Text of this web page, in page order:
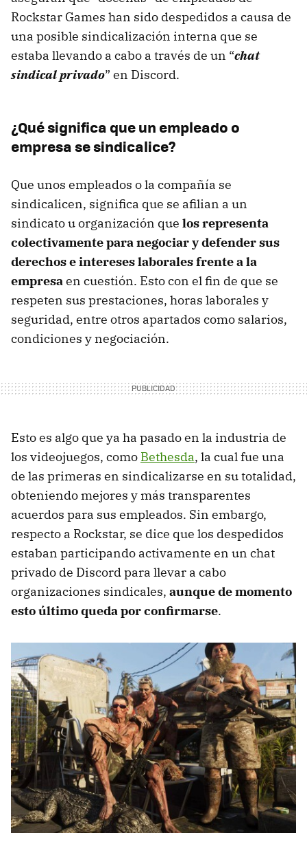
Rockstar Games han sido despedidos a causa de
una posible sindicalización interna que se
estaba llevando a cabo a través de un “chat
sindical privado” en Discord.
¿Qué significa que un empleado o
empresa se sindicalice?
Que unos empleados o la compañía se
sindicalicen, significa que se afilian a un
sindicato u organización que los representa
colectivamente para negociar y defender sus
derechos e intereses laborales frente a la
empresaen cuestión. Esto con el fin de que se
respeten sus prestaciones, horas laborales y
seguridad, entre otros apartados como salarios,
condiciones y negociación.
Esto es algo que ya ha pasado en la industria de
los videojuegos, como Bethesda, la cual fue una
de las primeras en sindicalizarse en su totalidad,
obteniendo mejores y más transparentes
acuerdos para sus empleados. Sin embargo,
respecto a Rockstar, se dice que los despedidos
estaban participando activamente en un chat
privado de Discord para llevar a cabo
organizaciones sindicales, aunque de momento
esto último queda por confirmarse.